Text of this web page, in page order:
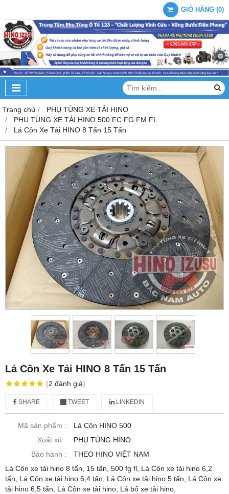
GIỎ HÀNG (0)
Trang chủ
PHỤ TÙNG XE TẢI HINO
PHỤ TÙNG XE TẢI HINO 500 FC FG FM FL
Lá Côn Xe Tải HINO 8 Tấn 15 Tấn
Lá Côn Xe Tải HINO 8 Tấn 15 Tấn
(2 đánh giá)
SHARE TWEET LINKEDIN
Mã sản phẩm :
Lá Côn HINO 500
Xuất xứ :
PHỤ TÙNG HINO
Bảo hành :
THEO HINO VIỆT NAM
Lá Côn xe tải hino 8 tấn, 15 tấn, 500 fg fl, Lá Côn xe tải hino 6,2
tấn, Lá Côn xe tải hino 6,4 tấn, Lá Côn xe tải hino 5 tấn, Lá Côn xe
tải hino 6,5 tấn, Lá Côn xe tải hino, Lá bố xe tải hino,